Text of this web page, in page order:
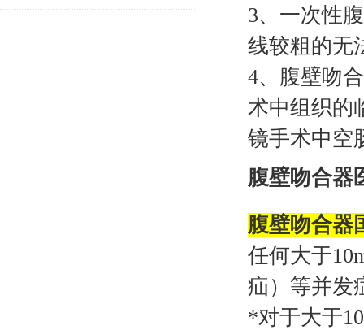
3、一次性
线较粗的无
4、腹壁吻
术中组织的
镜手术中空
腹壁吻合器
腹壁吻合器
任何大于
疝）等并发
*对于大于